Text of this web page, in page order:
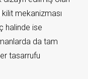
kilit mekanizması
halinde ise
da tam
tasarrufu